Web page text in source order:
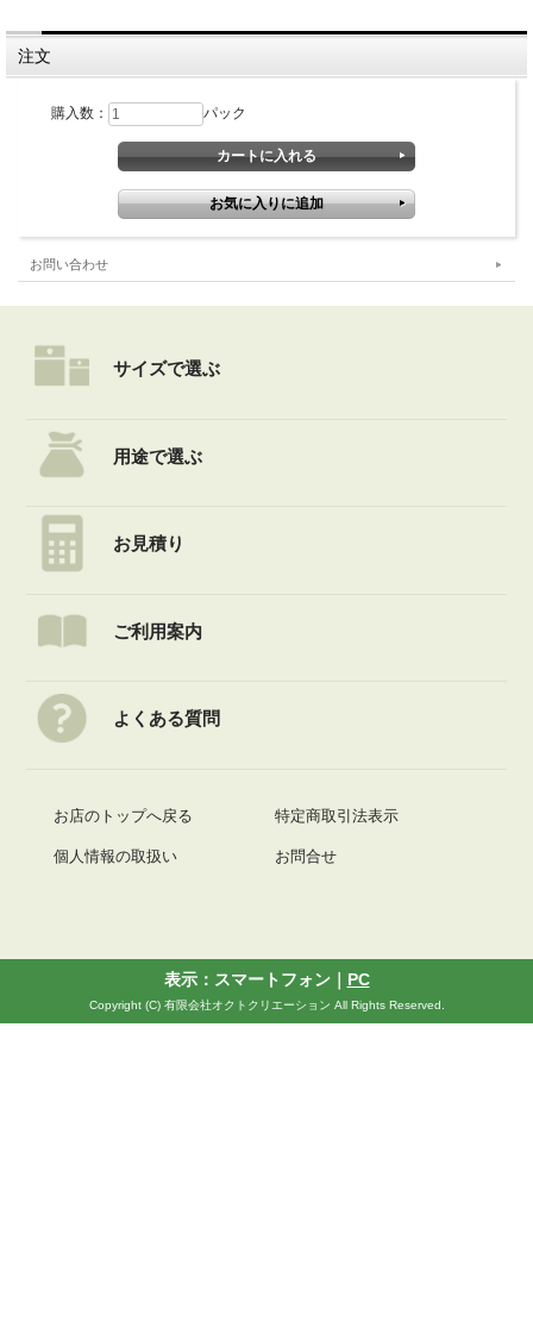
注文
購入数： パック
お問い合わせ
サイズで選ぶ
用途で選ぶ
お見積り
ご利用案内
よくある質問
お店のトップへ戻る 特定商取引法表示
個人情報の取扱い お問合せ
表示：スマートフォン｜ PC
Copyright (C) 有限会社オクトクリエーション All Rights Reserved.